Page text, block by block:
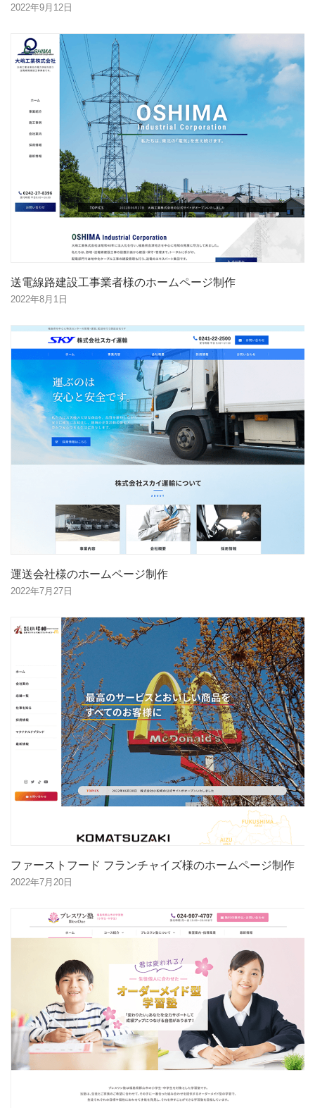
2022年9月12日
送電線路建設工事業者様のホームページ制作
2022年8月1日
運送会社様のホームページ制作
2022年7月27日
ファーストフード フランチャイズ様のホームページ制作
2022年7月20日